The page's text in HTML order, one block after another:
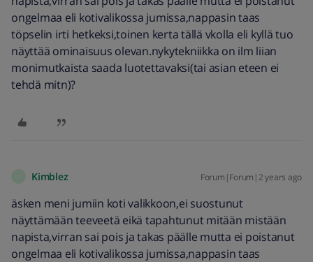
ongelmaa eli kotivalikossa jumissa,nappasin taas
töpselin irti hetkeksi,toinen kerta tällä vkolla eli kyllä tuo
näyttää ominaisuus olevan.nykytekniikka on ilm liian
monimutkaista saada luotettavaksi(tai asian eteen ei
tehdä mitn)?
Kimblez Forum|Forum|2 years ago
äsken meni jumiin koti valikkoon,ei suostunut
näyttämään teeveetä eikä tapahtunut mitään mistään
napista,virran sai pois ja takas päälle mutta ei poistanut
ongelmaa eli kotivalikossa jumissa,nappasin taas